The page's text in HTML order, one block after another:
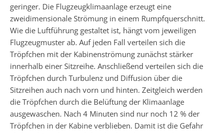
geringer. Die Flugzeugklimaanlage erzeugt eine
zweidimensionale Strömung in einem Rumpfquerschnitt.
Wie die Luftführung gestaltet ist, hängt vom jeweiligen
Flugzeugmuster ab. Auf jeden Fall verteilen sich die
Tröpfchen mit der Kabinenströmung zunächst stärker
innerhalb einer Sitzreihe. Anschließend verteilen sich die
Tröpfchen durch Turbulenz und Diffusion über die
Sitzreihen auch nach vorn und hinten. Zeitgleich werden
die Tröpfchen durch die Belüftung der Klimaanlage
ausgewaschen. Nach 4 Minuten sind nur noch 12 % der
Tröpfchen in der Kabine verblieben. Damit ist die Gefahr